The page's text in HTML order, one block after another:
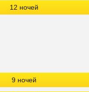
12 ночей
9 ночей